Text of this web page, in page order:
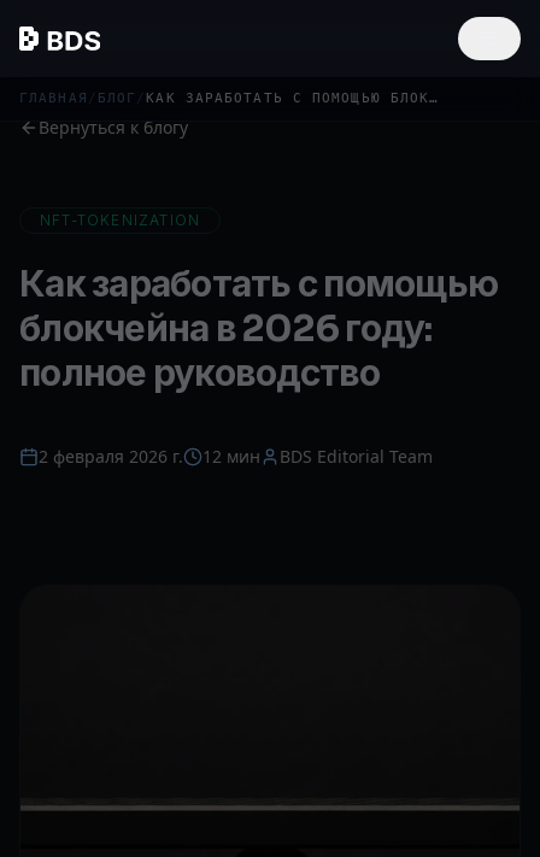
ГЛАВНАЯ / БЛОГ / КАК ЗАРАБОТАТЬ С ПОМОЩЬЮ БЛОКЧЕЙНА: РУКОВОДСТВО
Вернуться к блогу
NFT-TOKENIZATION
Как заработать с помощью
блокчейна в 2026 году:
полное руководство
2 февраля 2026 г. 12 мин BDS Editorial Team